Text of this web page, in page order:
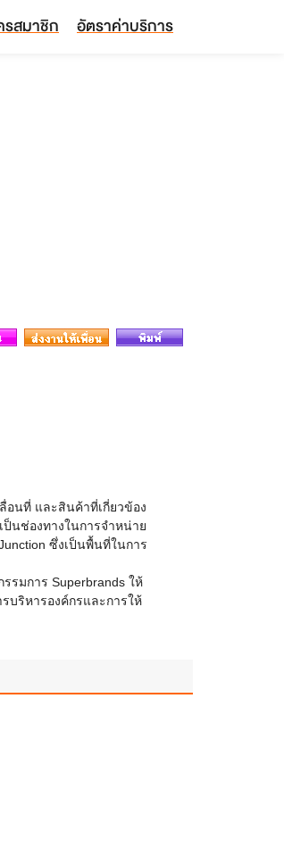
สมาชิก อัตราค่าบริการ
อนที่ และสินค้าที่เกี่ยวข้อง
นช่องทางในการจำหน่าย
ซึ่งเป็นพื้นที่ในการ
รมการ Superbrands ให้
บริหารองค์กรและการให้